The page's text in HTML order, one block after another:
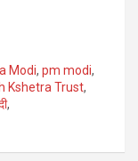
Modi, pm modi,
Kshetra Trust,
,